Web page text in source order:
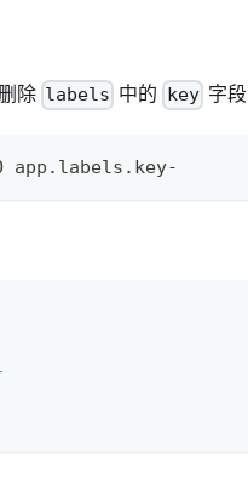
除 labels 中的 key字段
app.labels.key-